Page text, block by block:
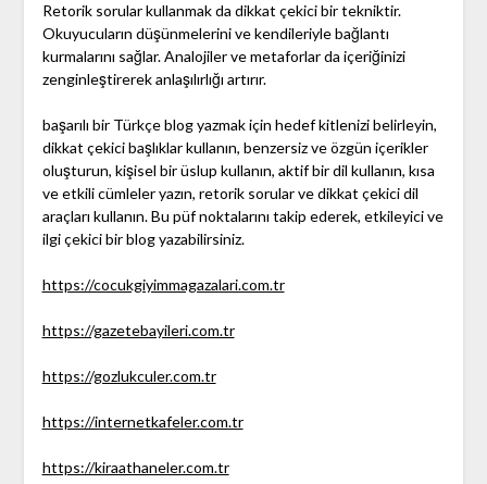
Retorik sorular kullanmak da dikkat çekici bir tekniktir.
Okuyucuların düşünmelerini ve kendileriyle bağlantı
kurmalarını sağlar. Analojiler ve metaforlar da içeriğinizi
zenginleştirerek anlaşılırlığı artırır.
başarılı bir Türkçe blog yazmak için hedef kitlenizi belirleyin,
dikkat çekici başlıklar kullanın, benzersiz ve özgün içerikler
oluşturun, kişisel bir üslup kullanın, aktif bir dil kullanın, kısa
ve etkili cümleler yazın, retorik sorular ve dikkat çekici dil
araçları kullanın. Bu püf noktalarını takip ederek, etkileyici ve
ilgi çekici bir blog yazabilirsiniz.
https://cocukgiyimmagazalari.com.tr
https://gazetebayileri.com.tr
https://gozlukculer.com.tr
https://internetkafeler.com.tr
https://kiraathaneler.com.tr